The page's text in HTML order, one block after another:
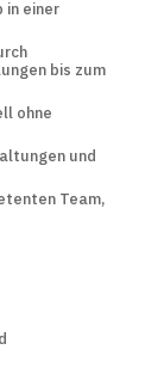
in einer
bis zum
ohne
und
Team,